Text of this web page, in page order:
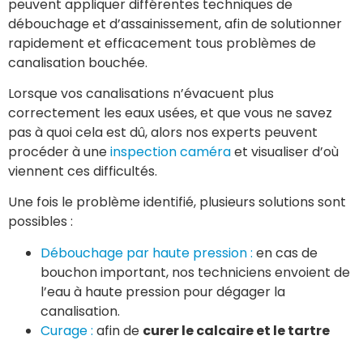
peuvent appliquer différentes techniques de
débouchage et d’assainissement, afin de solutionner
rapidement et efficacement tous problèmes de
canalisation bouchée.
Lorsque vos canalisations n’évacuent plus
correctement les eaux usées, et que vous ne savez
pas à quoi cela est dû, alors nos experts peuvent
procéder à uneinspection caméraet visualiser d’où
viennent ces difficultés.
Une fois le problème identifié, plusieurs solutions sont
possibles :
Débouchage par haute pression : en cas de
bouchon important, nos techniciens envoient de
l’eau à haute pression pour dégager la
canalisation.
Curage : afin de curer le calcaire et le tartre